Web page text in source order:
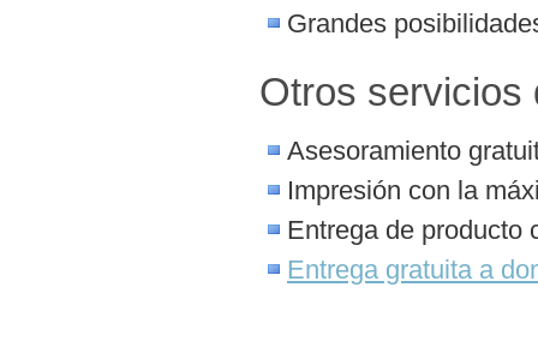
Grandes
Otros servicios
Asesoramiento
Impresión con la
Entrega de producto
Entrega gratuita a